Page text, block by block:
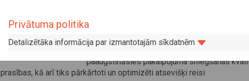
20. jūnijs 2024, 13:19
No 1. jūlija reģionālo autobusu maršrutu tīkla
paaugstināsies pakalpojuma sniegšanas
prasības, kā arī tiks pārkārtoti un optimizēti atsevišķi reisi
Privātuma politika
Detalizētāka informācija par izmantotajām sīkdatnēm